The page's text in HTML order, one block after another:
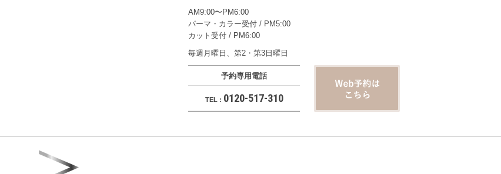
AM9:00〜PM6:00
パーマ・カラー受付 / PM5:00
カット受付 / PM6:00
毎週月曜日、第2・第3日曜日
予約専用電話
TEL : 0120-517-310